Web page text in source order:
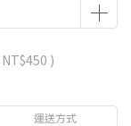
NT$450 )
運送方式